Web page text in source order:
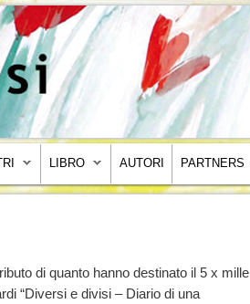
LIBRO AUTORI PARTNERS
di quanto hanno destinato il 5 x mille
“Diversi e divisi – Diario di una